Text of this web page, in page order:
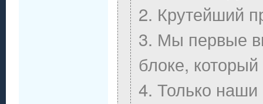
2. Крутейший
3. Мы первые
блоке,
4. Только